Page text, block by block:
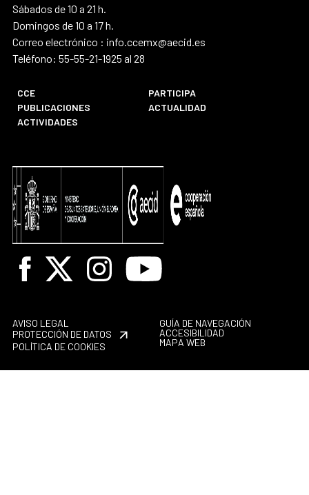
Sábados de 10 a 21 h.
Domingos de 10 a 17 h.
Correo electrónico : info.ccemx@aecid.es
Teléfono: 55-55-21-1925 al 28
CCE
PARTICIPA
PUBLICACIONES
ACTUALIDAD
ACTIVIDADES
Facebook
X InstagramYoutube
AVISO LEGAL
PROTECCIÓN DE DATOS
POLÍTICA DE COOKIES
GUÍA DE NAVEGACIÓN
ACCESIBILIDAD
MAPA WEB